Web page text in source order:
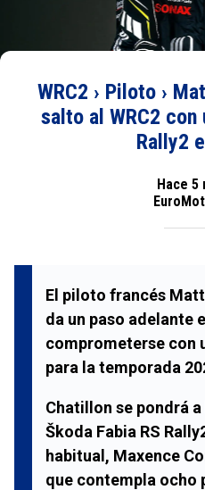
WRC2 › Piloto ›
salto al WRC2 con
Rally2
Hace 5
El piloto francés
da un paso adelante
comprometerse con
para la temporada
Chatillon se pondrá
Škoda Fabia RS
habitual, Maxence
que contempla ocho